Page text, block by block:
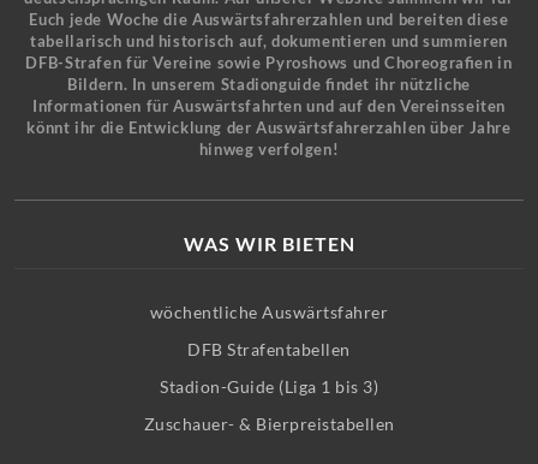
Euch jede Woche die Auswärtsfahrerzahlen und bereiten diese
tabellarisch und historisch auf, dokumentieren und summieren
DFB-Strafen für Vereine sowie Pyroshows und Choreografien in
Bildern. In unserem Stadionguide findet ihr nützliche
Informationen für Auswärtsfahrten und auf den Vereinsseiten
könnt ihr die Entwicklung der Auswärtsfahrerzahlen über Jahre
hinweg verfolgen!
WAS WIR BIETEN
wöchentliche Auswärtsfahrer
DFB Strafentabellen
Stadion-Guide (Liga 1 bis 3)
Zuschauer- & Bierpreistabellen